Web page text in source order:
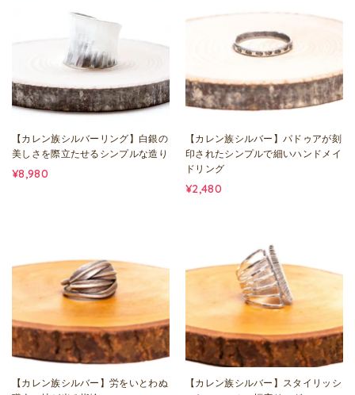
【カレン族シルバーリング】白銀の
美しさを際立たせるシンプルな造り
¥8,980
【カレン族シルバー】パドゥアが刻
印されたシンプルで細いハンドメイ
ドリング
¥2,480
【カレン族シルバー】労をいとわぬ
【カレン族シルバー】スタイリッシ